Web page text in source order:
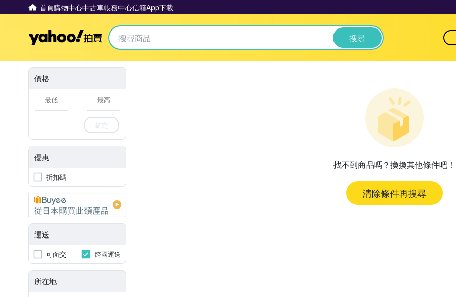
首頁購物中心中古車帳務中心信箱App下載
Yahoo拍賣 搜尋
價格
-
確定
優惠
折扣碼
運送
可面交 跨國運送
所在地
找不到商品嗎？換換其他條件吧！
清除條件再搜尋